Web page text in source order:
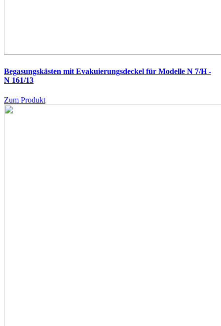
Begasungskästen mit Evakuierungsdeckel für Modelle N 7/H -
N 161/13
Zum Produkt